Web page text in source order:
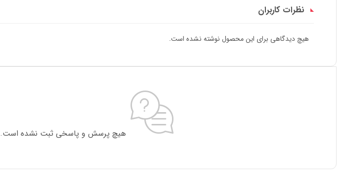
نظرات کاربران
هیچ دیدگاهی برای این محصول نوشته نشده است.
هیچ پرسش و پاسخی ثبت نشده است.